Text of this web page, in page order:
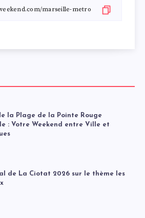
la Plage de la Pointe Rouge
: Votre Weekend entre Ville et
de La Ciotat 2026 sur le thème les